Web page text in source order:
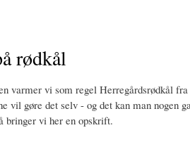
rødkål
varmer vi som regel Herregårdsrødkål
vil gøre det selv - og det kan man nogen
bringer vi her en opskrift.